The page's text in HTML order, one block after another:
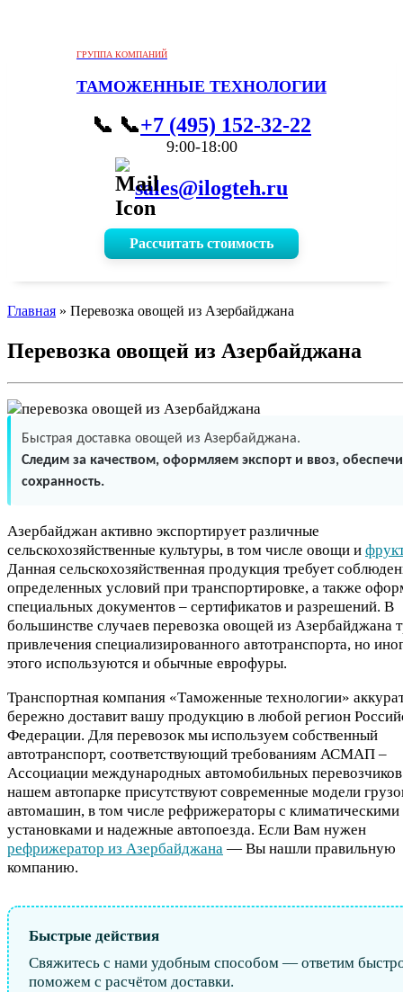
ГРУППА КОМПАНИЙ
ТАМОЖЕННЫЕ ТЕХНОЛОГИИ
📞+7 (495) 152-32-22
9:00-18:00
sales@ilogteh.ru
Рассчитать стоимость
Главная » Перевозка овощей из Азербайджана
Перевозка овощей из Азербайджана
Быстрая доставка овощей из Азербайджана.
Следим за качеством, оформляем экспорт и ввоз,
сохранность.
Азербайджан активно экспортирует различные
сельскохозяйственные культуры, в том числе овощи и
Данная сельскохозяйственная продукция требует
определенных условий при транспортировке, а также
специальных документов – сертификатов и разрешений. В
большинстве случаев перевозка овощей из Азербайджана
привлечения специализированного автотранспорта, но
этого используются и обычные еврофуры.
Транспортная компания «Таможенные технологии»
бережно доставит вашу продукцию в любой регион
Федерации. Для перевозок мы используем собственный
автотранспорт, соответствующий требованиям АСМАП –
Ассоциации международных автомобильных
нашем автопарке присутствуют современные модели
автомашин, в том числе рефрижераторы с климатическими
установками и надежные автопоезда. Если Вам нужен
рефрижератор из Азербайджана — Вы нашли правильную
компанию.
Быстрые действия
Свяжитесь с нами удобным способом — ответим
поможем с расчётом доставки.